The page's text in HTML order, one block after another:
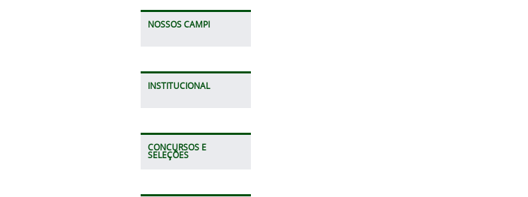
NOSSOS CAMPI
INSTITUCIONAL
CONCURSOS E
SELEÇÕES